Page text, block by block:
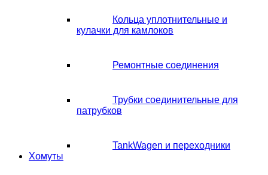
Кольца уплотнительные и
кулачки для камлоков
Ремонтные соединения
Трубки соединительные для
патрубков
TankWagen и переходники
Хомуты